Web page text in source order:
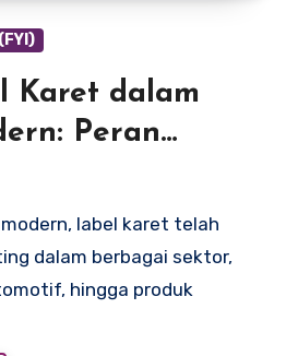
Karet dalam
Peran
dalam berbagai sektor,
hingga produk